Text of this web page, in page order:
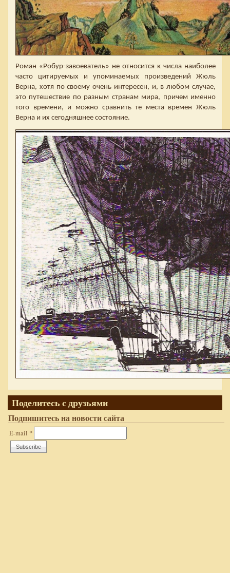
Роман «Робур-завоеватель» не относится к числа наиболее
часто цитируемых и упоминаемых произведений Жюль
Верна, хотя по своему очень интересен, и, в любом случае,
это путешествие по разным странам мира, причем именно
того времени, и можно сравнить те места времен Жюль
Верна и их сегодняшнее состояние.
Поделитесь с друзьями
Подпишитесь на новости сайта
E-mail *